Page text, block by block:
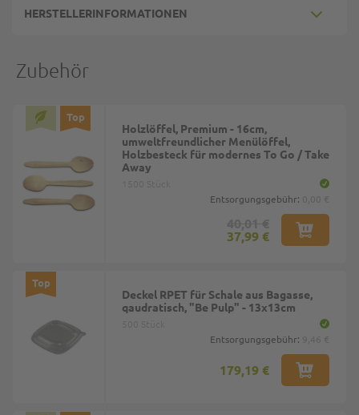
HERSTELLERINFORMATIONEN
Zubehör
Top
Holzlöffel, Premium - 16cm,
umweltfreundlicher Menülöffel,
Holzbesteck für modernes To Go / Take
Away
Entsorgungsgebühr:
37,99 €
Top
Deckel RPET für Schale aus Bagasse,
qaudratisch, "Be Pulp" - 13x13cm
Entsorgungsgebühr:
179,19 €